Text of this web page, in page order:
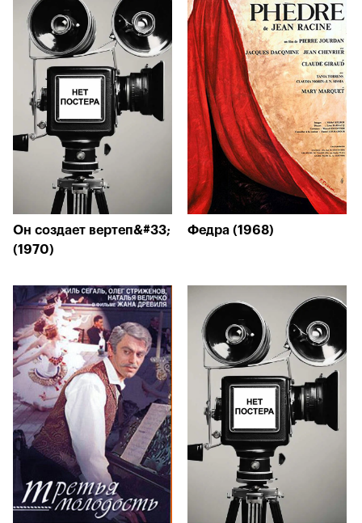
Он создает вертеп&#33;
(1970)
Федра (1968)